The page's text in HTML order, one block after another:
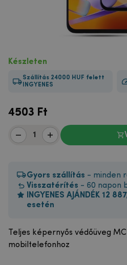
Készleten
Szállítás 24000 HUF felett
INGYENES
4503 Ft
Gyors szállítás - minden
Visszatérítés - 60 napon
INGYENES AJÁNDÉK 12
esetén
Teljes képernyős védőüveg
mobiltelefonhoz